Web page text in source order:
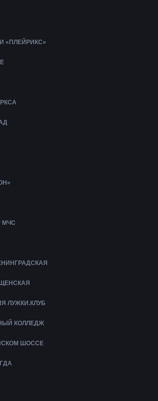
«ПЛЕЙРИКС»
МЧС
ЛУЖКИ.КЛУБ
КОЛЛЕДЖ
ШОССЕ